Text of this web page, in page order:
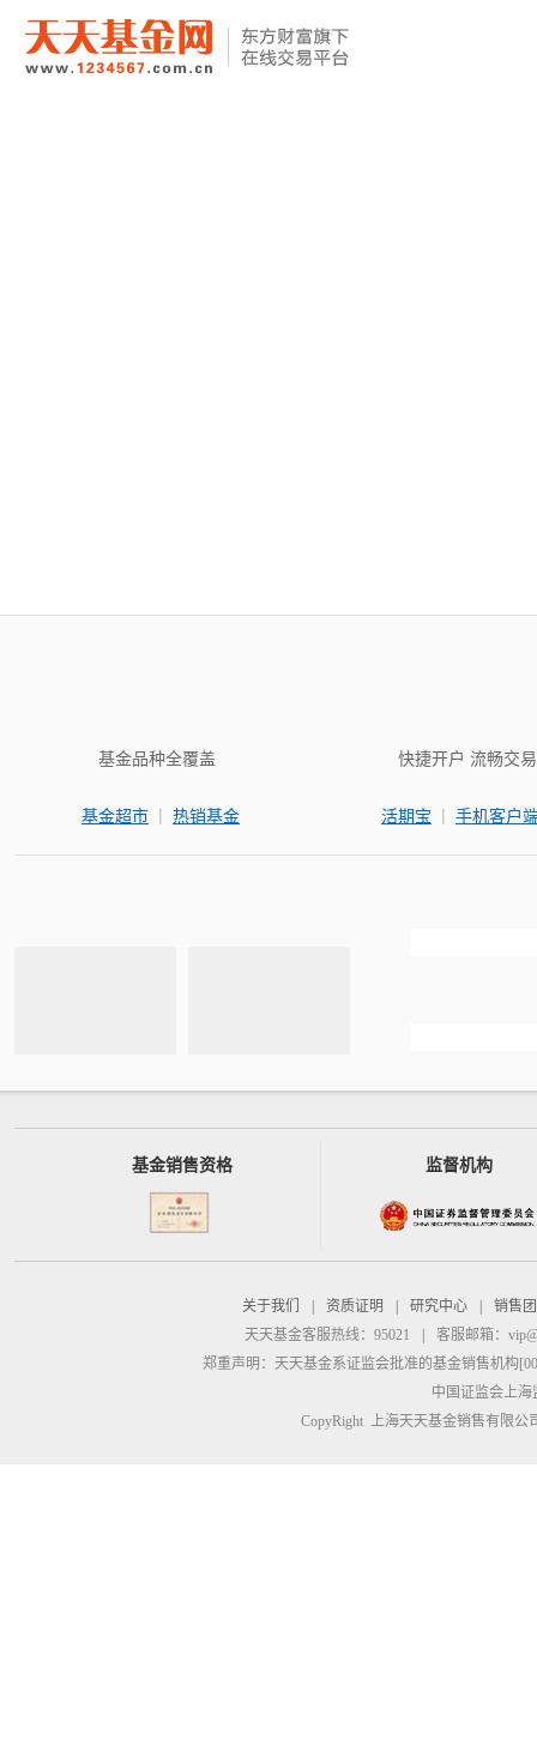
基金品种全覆盖
基金超市 | 热销基金
快捷开户 流畅交易
活期宝 | 手机客户
基金销售资格 监督机构
关于我们 资质证明 研究中心
销售
天天基金客服热线：95021
客服邮箱：
郑重声明： 天天基金系证监会批准的基金销售机构
中国证监会上
CopyRight 上海天天基金销售有限